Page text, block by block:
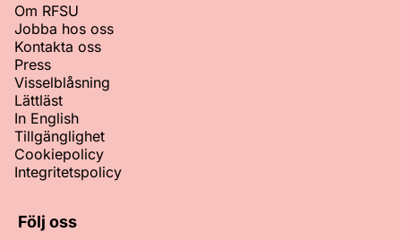
Om RFSU
Jobba hos oss
Kontakta oss
Press
Visselblåsning
Lättläst
In English
Tillgänglighet
Cookiepolicy
Integritetspolicy
Följ oss